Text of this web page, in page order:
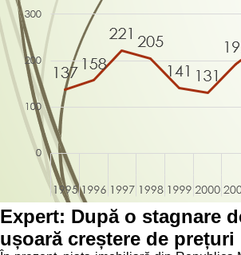
Expert: După o stagnare
ușoară creștere de prețuri